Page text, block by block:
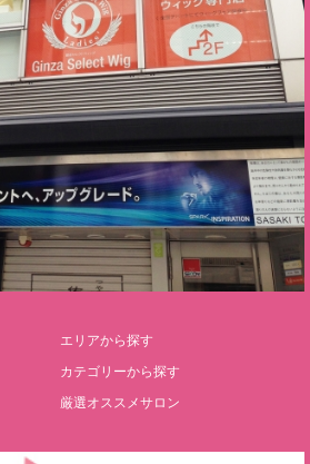
エリアから探す
カテゴリーから探す
厳選オススメサロン